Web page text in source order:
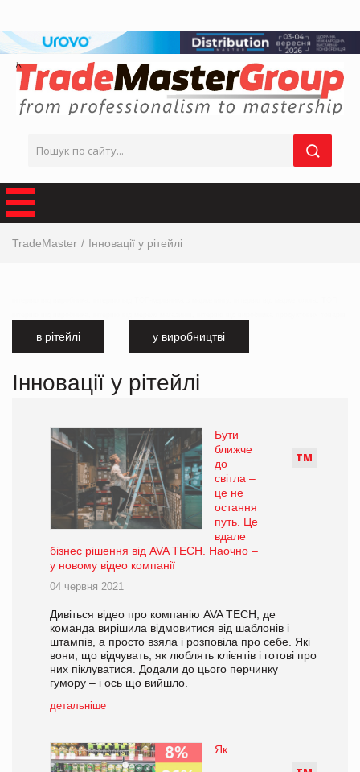
TradeMaster Інновації у рітейлі
в рітейлі у виробництві
Інновації у рітейлі
ТМ
Бути
ближче
до
світла –
це не
остання
путь. Це
вдале
бізнес рішення від AVA TECH. Наочно –
у новому відео компанії
04 червня 2021
Дивіться відео про компанію AVA TECH, де
команда вирішила відмовитися від шаблонів і
штампів, а просто взяла і розповіла про себе. Які
вони, що відчувать, як люблять клієнтів і готові про
них піклуватися. Додали до цього перчинку
гумору – і ось що вийшло.
детальніше
Як